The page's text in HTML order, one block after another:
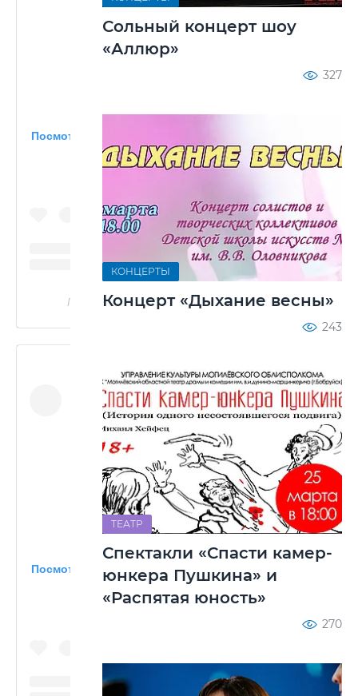
Посмотреть эту публикацию в Instagram
Публикация от @lozhkinakate
Посмотреть эту публикацию в Instagram
Сольный концерт шоу
«Аллюр»
327
КОНЦЕРТЫ
Концерт «Дыхание весны»
243
ТЕАТР
Спектакли «Спасти камер-
юнкера Пушкина» и
«Распятая юность»
270